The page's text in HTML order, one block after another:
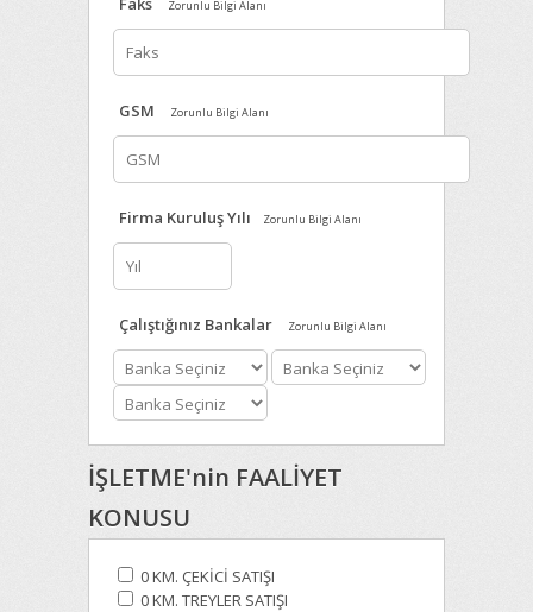
Zorunlu Bilgi Alanı
GSM Zorunlu Bilgi Alanı
Firma Kuruluş Yılı Zorunlu Bilgi Alanı
Çalıştığınız Bankalar Zorunlu Bilgi Alanı
İŞLETME'nin FAALİYET
KONUSU
0 KM. ÇEKİCİ SATIŞI
0 KM. TREYLER SATIŞI